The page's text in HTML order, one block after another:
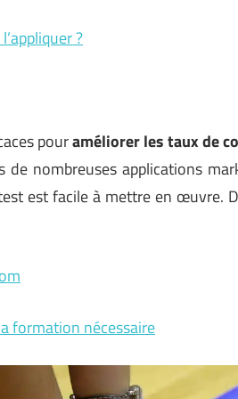
?
pouraméliorer les taux de
nombreuses applications
est facile à mettre en œuvre.
formation nécessaire